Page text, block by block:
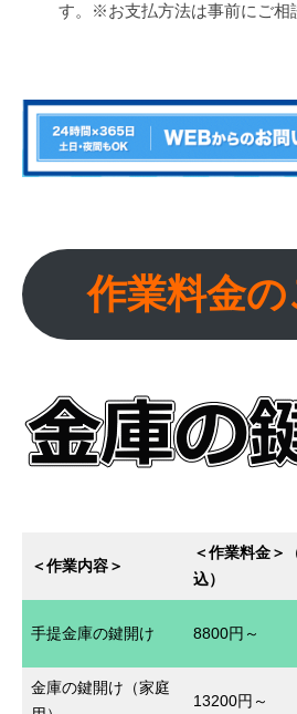
す。※お支払方法は事前にご相
作業料金の
＜作業内容＞
＜作業料金＞
込）
手提金庫の鍵開け 8800円～
金庫の鍵開け（家庭
13200円～